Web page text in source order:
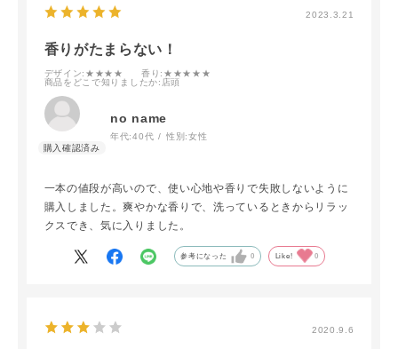
2023.3.21
香りがたまらない！
デザイン:★★★★ 香り :★★★★★
商品をどこで知りましたか:店頭
no name
年代:40代 性別:女性
一本の値段が高いので、使い心地や香りで失敗しないように
購入しました。爽やかな香りで、洗っているときからリラッ
クスでき、気に入りました。
参考になった 0 Like! 0
2020.9.6